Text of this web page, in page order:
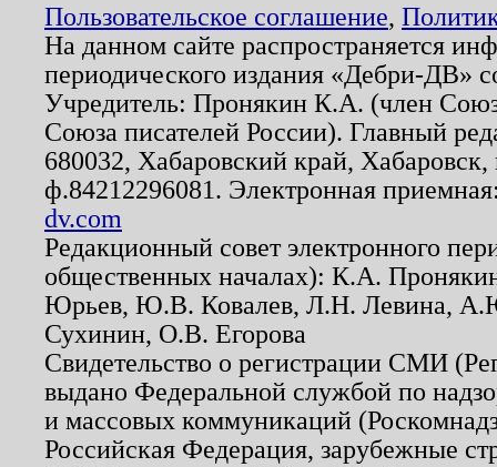
Пользовательское соглашение,
На данном сайте распространяется
периодического издания «Дебри-ДВ»
Учредитель: Пронякин К.А. (член
Союза писателей России). Главный
680032, Хабаровский край,
ф.84212296081. Электронная
dv.com
Редакционный совет электронного
общественных началах): К.А.
Юрьев, Ю.В. Ковалев, Л.Н. Левина,
Сухинин, О.В. Егорова
Свидетельство о регистрации СМИ
выдано Федеральной службой по
и массовых коммуникаций
Российская Федерация, зарубежные